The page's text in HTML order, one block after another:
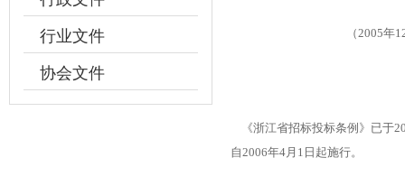
行业文件
协会文件
（2005年
《浙江省招标投标条例》已于
自2006年4月1日起施行。